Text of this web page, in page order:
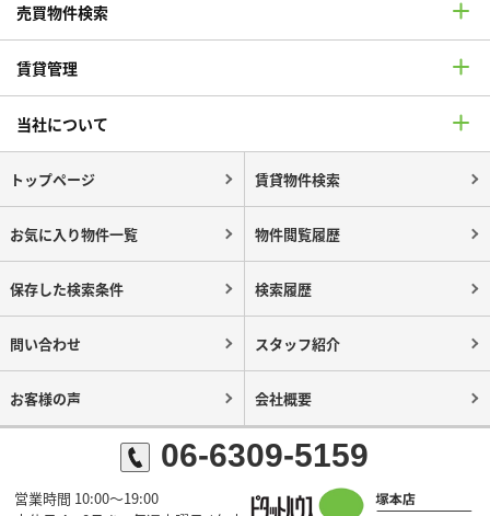
売買物件検索
賃貸管理
当社について
トップページ 賃貸物件検索
お気に入り物件一覧 物件閲覧履歴
保存した検索条件 検索履歴
問い合わせ スタッフ紹介
お客様の声 会社概要
06-6309-5159
営業時間 10:00～19:00